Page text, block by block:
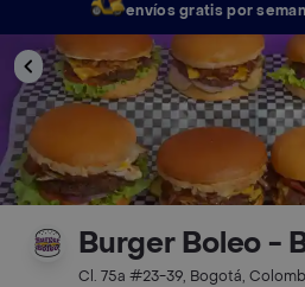
envíos gratis por
Burger Boleo -
Cl. 75a #23-39, Bogotá,